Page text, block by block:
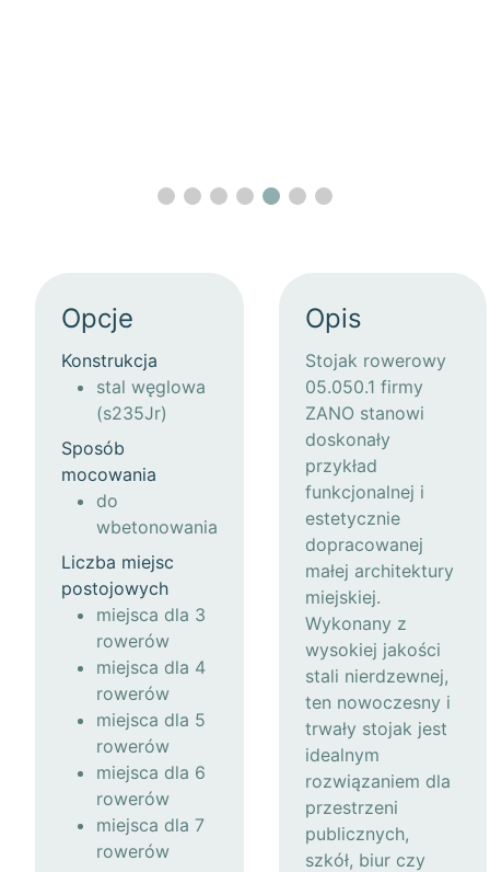
Opcje
Konstrukcja
stal węglowa
(s235Jr)
Sposób
mocowania
do
wbetonowania
Liczba miejsc
postojowych
miejsca dla 3
rowerów
miejsca dla 4
rowerów
miejsca dla 5
rowerów
miejsca dla 6
rowerów
miejsca dla 7
rowerów
Opis
Stojak rowerowy
05.050.1 firmy
ZANO stanowi
doskonały
przykład
funkcjonalnej i
estetycznie
dopracowanej
małej architektury
miejskiej.
Wykonany z
wysokiej jakości
stali nierdzewnej,
ten nowoczesny i
trwały stojak jest
idealnym
rozwiązaniem dla
przestrzeni
publicznych,
szkół, biur czy